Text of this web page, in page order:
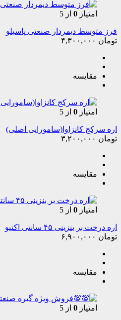
امتیاز 0 از 5
فرز متوسط دیمردار صنعتی پاسیلو
تومان
مقایسه
امتیاز 0 از 5
اره سرکج کانزاوا(سامورایی اصلی)
تومان
مقایسه
امتیاز 0 از 5
اره درخت بر بنزینی ۴۵ سانتی اکتیو
تومان
مقایسه
امتیاز 0 از 5